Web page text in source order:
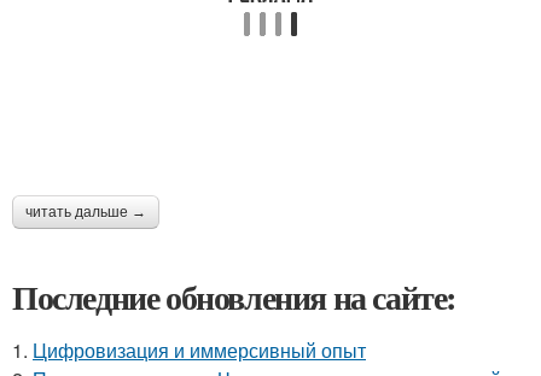
читать дальше →
Последние обновления на сайте:
1. Цифровизация и иммерсивный опыт